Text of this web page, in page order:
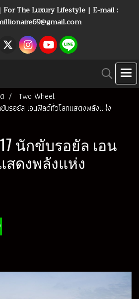
The Luxury Lifestyle | E-mail :
Two Wheel
บรอยัล เอนฟิลด์ทั่วโลกแสดงพลังแห่ง
นักขับรอยัล เอน
ดงพลังแห่ง